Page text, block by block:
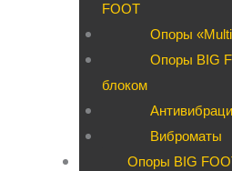
FOOT
Опоры
Опоры BIG
блоком
Виброматы
Опоры BIG